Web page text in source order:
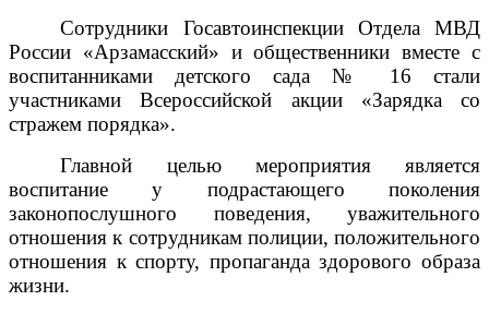
Сотрудники Госавтоинспекции Отдела МВД
России «Арзамасский» и общественники вместе с
воспитанниками детского сада № 16 стали
участниками Всероссийской акции «Зарядка со
стражем порядка».
Главной целью мероприятия является
воспитание у подрастающего поколения
законопослушного поведения, уважительного
отношения к сотрудникам полиции, положительного
отношения к спорту, пропаганда здорового образа
жизни.